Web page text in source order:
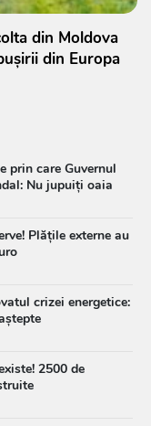
din Moldova
din Europa
prin care Guvernul
Nu jupuiți oaia
Plățile externe au
crizei energetice:
2500 de